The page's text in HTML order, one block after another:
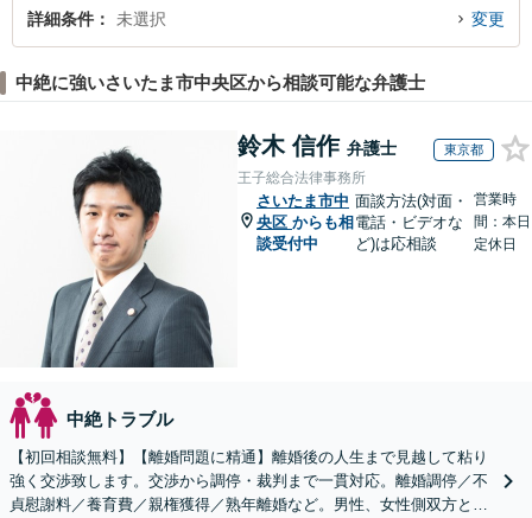
央区内の弁護士に相談予約したい』などでお困りの相談者さんにおすすめで
詳細条件 未選択 変更
中絶に強いさいたま市中央区から相談可能な弁護士
鈴木 信作 弁護士 東京都
王子総合法律事務所
さいたま市中
央区 からも相
談受付中
面談方法(対面・
電話・ビデオな
ど)は応相談
営業時
間：本日
定休日
中絶トラブル
【初回相談無料】【離婚問題に精通】離婚後の人生まで見越して粘り
強く交渉致します。交渉から調停・裁判まで一貫対応。離婚調停／不
貞慰謝料／養育費／親権獲得／熟年離婚など。男性、女性側双方とも